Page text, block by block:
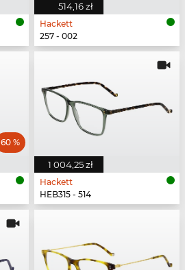
514,16 zł
Hackett
257 - 002
60 %
1 004,25 zł
Hackett
HEB315 - 514